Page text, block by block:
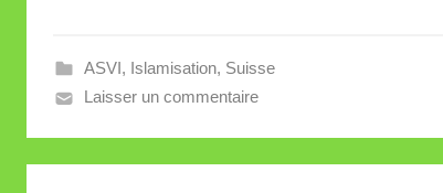
ASVI, Islamisation, Suisse
Laisser un commentaire